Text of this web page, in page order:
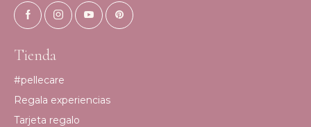
Tienda
#pellecare
Regala experiencias
Tarjeta regalo